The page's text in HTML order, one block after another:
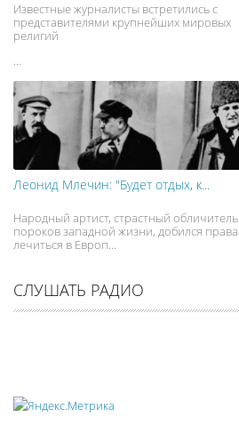
Известные журналисты встретились с
представителями крупнейших мировых
религий
...
Леонид Млечин: "Будет отдых, к...
Народный артист, страстный обличитель
пороков западной жизни, добился права
лечиться в Европ...
СЛУШАТЬ РАДИО